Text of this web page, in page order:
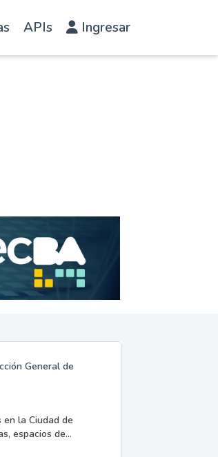
APIs Ingresar
General de
la Ciudad de
espacios de...